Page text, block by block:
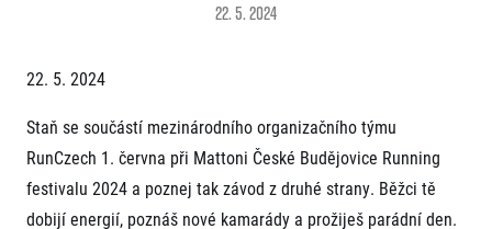
Jak to funguje
SuperHalfs FAQ
Seznam závodů
EuroHeroes Challenge 2026
EuroHeroes Challenge 2025
Napoli Running
O Napoli Running
RunCzech Halfs
22. 5. 2024
22. 5. 2024
Staň se součástí mezinárodního organizačního týmu
RunCzech 1. června při Mattoni České Budějovice Running
festivalu 2024 a poznej tak závod z druhé strany. Běžci tě
dobijí energií, poznáš nové kamarády a prožiješ parádní den.